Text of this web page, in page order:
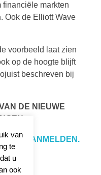
financiële markten
Ook de Elliott Wave
voorbeeld laat zien
op de hoogte blijft
beschreven bij
DE NIEUWE
EN AANMELDEN.
van
te
u
ook